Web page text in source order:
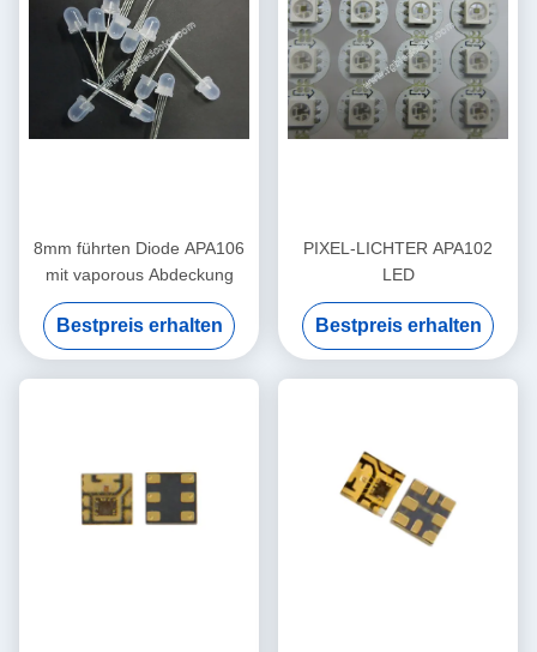
8mm führten Diode APA106
mit vaporous Abdeckung
Bestpreis erhalten
PIXEL-LICHTER APA102
LED
Bestpreis erhalten